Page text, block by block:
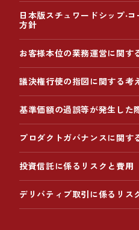
日本版スチュワードシップ‧
方針
お客様本位の業務運営に関す
議決権行使の指図に関する考
基準価額の過誤等が発生した
プロダクトガバナンスに関す
投資信託に係るリスクと費用
デリバティブ取引に係るリス